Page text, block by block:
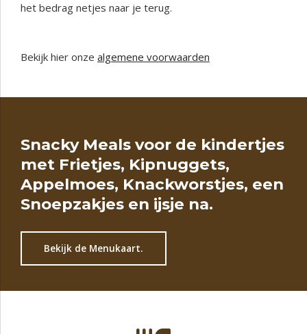
het bedrag netjes naar je terug.
Bekijk hier onze algemene voorwaarden
Snacky Meals voor de kindertjes
met Frietjes, Kipnuggets,
Appelmoes, Knackworstjes, een
Snoepzakjes en ijsje na.
Bekijk de Menukaart.